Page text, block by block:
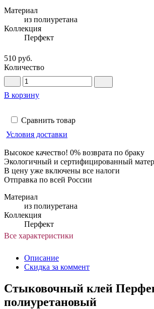
Материал
из полиуретана
Коллекция
Перфект
510 руб.
Количество
В корзину
Сравнить товар
Условия доставки
Высокое качество! 0% возврата по браку
Экологичный и сертифицированный
В цену уже включены все налоги
Отправка по всей России
Материал
из полиуретана
Коллекция
Перфект
Все характеристики
Описание
Скидка за коммент
Стыковочный клей
полиуретановый